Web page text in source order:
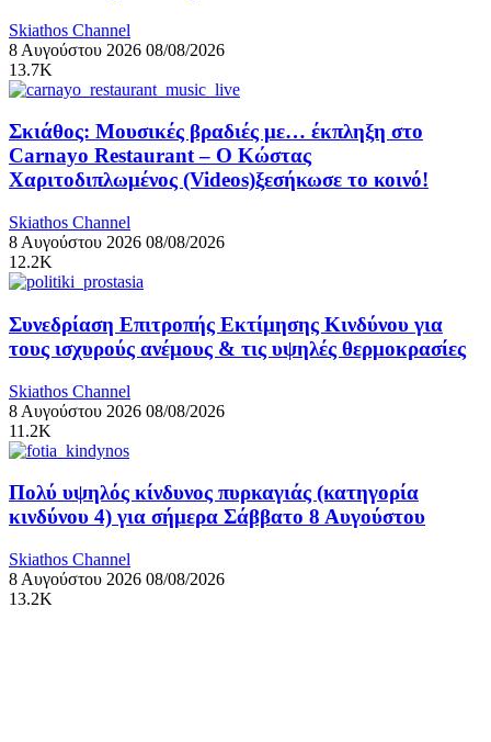
Skiathos Channel
8 Αυγούστου 2026 08/08/2026
13.7K
Σκιάθος: Μουσικές βραδιές με… έκπληξη στο
Carnayo Restaurant – Ο Κώστας
Χαριτοδιπλωμένος (Videos)ξεσήκωσε το κοινό!
Skiathos Channel
8 Αυγούστου 2026 08/08/2026
12.2K
Συνεδρίαση Επιτροπής Εκτίμησης Κινδύνου για
τους ισχυρούς ανέμους & τις υψηλές θερμοκρασίες
Skiathos Channel
8 Αυγούστου 2026 08/08/2026
11.2K
Πολύ υψηλός κίνδυνος πυρκαγιάς (κατηγορία
κινδύνου 4) για σήμερα Σάββατο 8 Αυγούστου
Skiathos Channel
8 Αυγούστου 2026 08/08/2026
13.2K